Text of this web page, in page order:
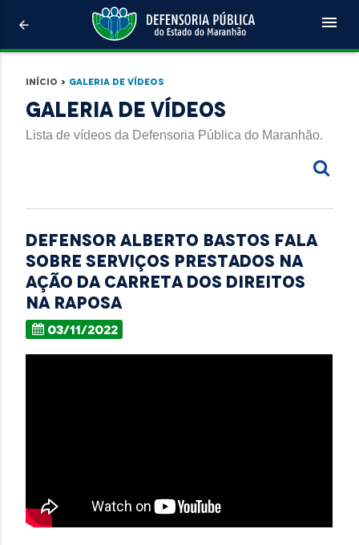
arrow_back menu
Início > Galeria de Vídeos
Galeria de Vídeos
Lista de vídeos da Defensoria Pública do Maranhão.
Defensor Alberto Bastos fala
sobre serviços prestados na
ação da carreta dos direitos
na Raposa
03/11/2022